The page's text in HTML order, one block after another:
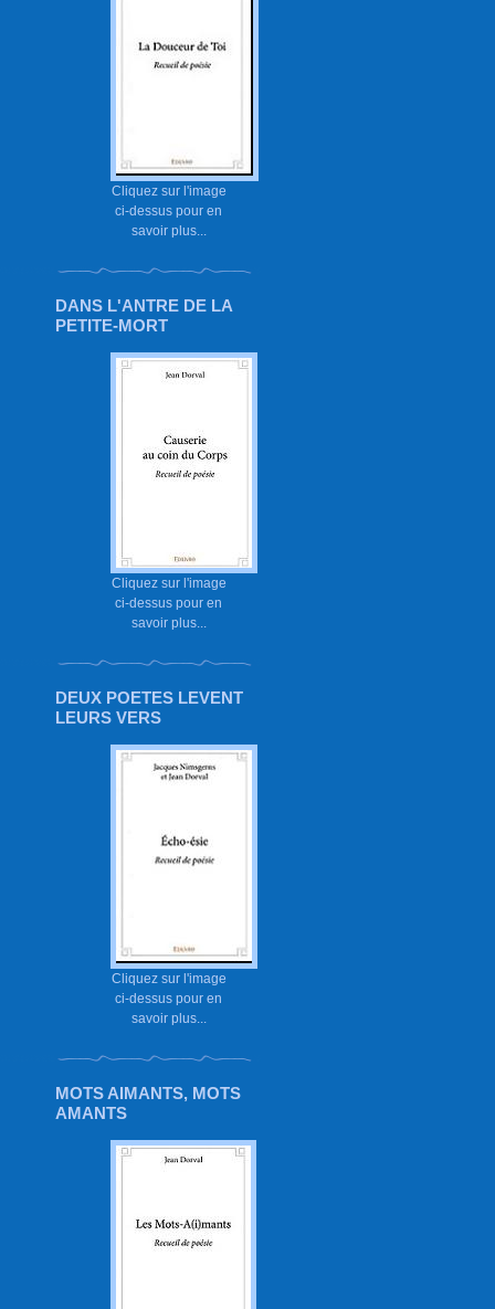
Cliquez sur l'image
ci-dessus pour en
savoir plus...
DANS L'ANTRE DE LA
PETITE-MORT
Cliquez sur l'image
ci-dessus pour en
savoir plus...
DEUX POETES LEVENT
LEURS VERS
Cliquez sur l'image
ci-dessus pour en
savoir plus...
MOTS AIMANTS, MOTS
AMANTS